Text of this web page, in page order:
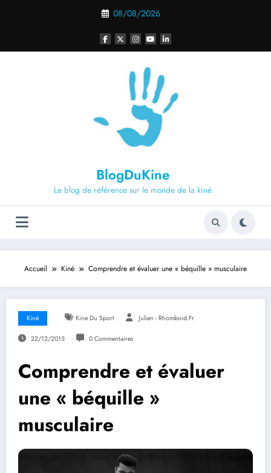
08/08/2026
BlogDuKine
Le blog de référence sur le monde de la kiné
Accueil Kiné Comprendre et évaluer une « béquille » musculaire
Kiné Kine Du Sport Julien - Rhomboid.fr
22/12/2015 0 Commentaires
Comprendre et évaluer
une « béquille »
musculaire